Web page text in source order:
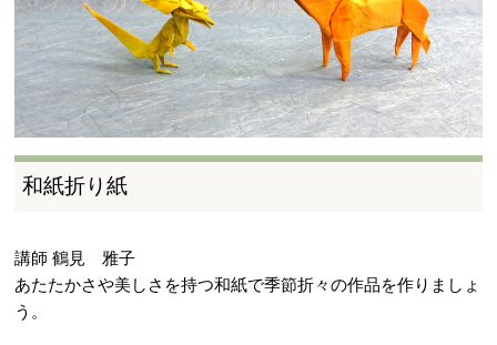
和紙折り紙
講師 鶴見 雅子
あたたかさや美しさを持つ和紙で季節折々の作品を作りましょ
う。